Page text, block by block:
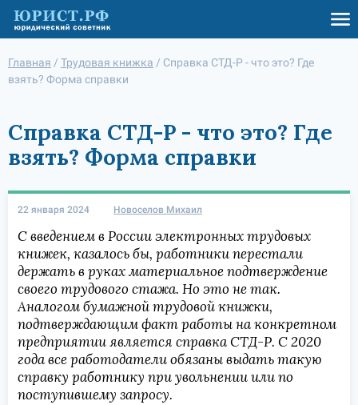
Главная / Трудовая книжка / Справка СТД-Р - что это? Где
взять? Форма справки
Справка СТД-Р - что это? Где
взять? Форма справки
22 января 2024 Новоселов Михаил
С введением в России электронных трудовых
книжек, казалось бы, работники перестали
держать в руках материальное подтверждение
своего трудового стажа. Но это не так.
Аналогом бумажной трудовой книжки,
подтверждающим факт работы на конкретном
предприятии является справка СТД-Р. С 2020
года все работодатели обязаны выдать такую
справку работнику при увольнении или по
поступившему запросу.